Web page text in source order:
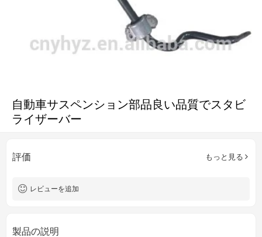
自動車サスペンション部品良い品質でスタビ
ライザーバー
評価 もっと見る
レビューを追加
製品の説明